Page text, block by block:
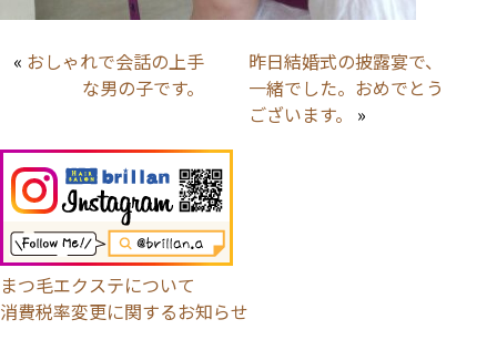
« おしゃれで会話の上手
な男の子です。
昨日結婚式の披露宴で、
一緒でした。おめでとう
ございます。
»
まつ毛エクステについて
消費税率変更に関するお知らせ